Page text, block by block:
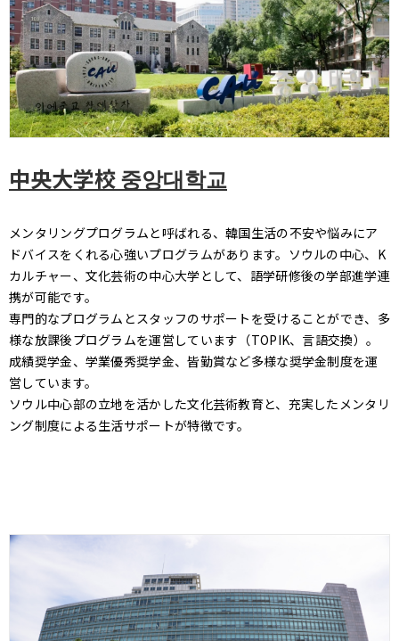
中央大学校 중앙대학교
メンタリングプログラムと呼ばれる、韓国生活の不安や悩みにア
ドバイスをくれる心強いプログラムがあります。ソウルの中心、K
カルチャー、文化芸術の中心大学として、語学研修後の学部進学連
携が可能です。
専門的なプログラムとスタッフのサポートを受けることができ、多
様な放課後プログラムを運営しています（TOPIK、言語交換）。
成績奨学金、学業優秀奨学金、皆勤賞など多様な奨学金制度を運
営しています。
ソウル中心部の立地を活かした文化芸術教育と、充実したメンタリ
ング制度による生活サポートが特徴です。